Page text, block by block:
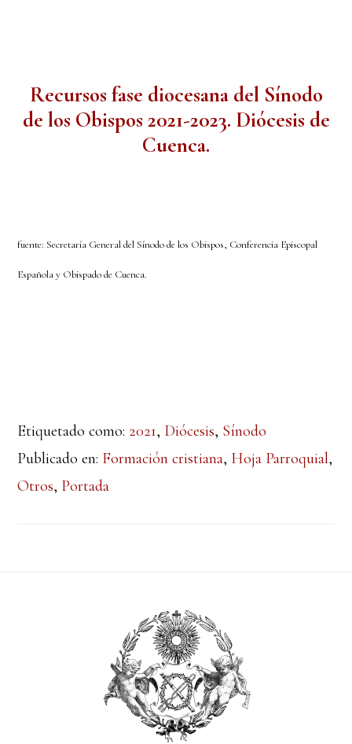
Recursos fase diocesana del Sínodo
de los Obispos 2021-2023. Diócesis de
Cuenca.
fuente: Secretaría General del Sínodo de los Obispos, Conferencia Episcopal
Española y Obispado de Cuenca.
Etiquetado como: 2021, Diócesis, Sínodo
Publicado en: Formación cristiana, Hoja Parroquial,
Otros, Portada